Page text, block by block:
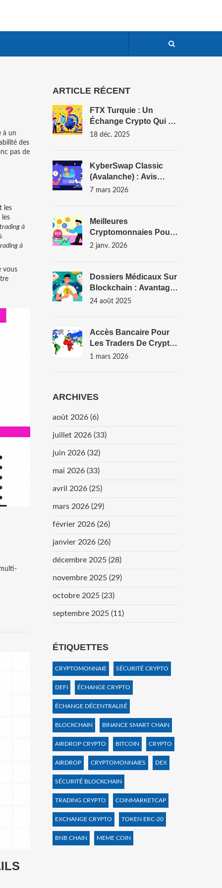
à un
des
pas de
les
les
trading à
à
vous
ARTICLE RÉCENT
FTX Turquie : Un
Échange Crypto Qui A
Disparu - Ce Que Les
18 déc. 2025
KyberSwap Classic
(Avalanche) : Avis
Complet Sur Cet
7 mars 2026
Meilleures
Cryptomonnaies Pour
Une Stratégie DCA En
2 janv. 2026
Dossiers Médicaux Sur
Blockchain : Avantages
Et Défis
24 août 2025
Accès Bancaire Pour
Les Traders De Crypto
Par Pays En 2026
1 mars 2026
ARCHIVES
août 2026 (6)
juillet 2026 (33)
juin 2026 (32)
mai 2026 (33)
avril 2026 (25)
mars 2026 (29)
février 2026 (26)
janvier 2026 (26)
décembre 2025 (28)
novembre 2025 (29)
octobre 2025 (23)
septembre 2025 (11)
ÉTIQUETTES
CRYPTOMONNAIE SÉCURITÉ CRYPTO
DEFI ÉCHANGE CRYPTO
ÉCHANGE DÉCENTRALISÉ
BLOCKCHAIN BINANCE SMART CHAIN
AIRDROP CRYPTO BITCOIN CRYPTO
AIRDROP CRYPTOMONNAIES DEX
SÉCURITÉ BLOCKCHAIN
TRADING CRYPTO COINMARKETCAP
EXCHANGE CRYPTO TOKEN ERC-20
BNB CHAIN MEME COIN